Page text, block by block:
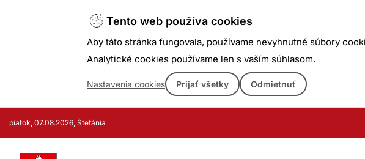
Tento web používa cookies
Aby táto stránka fungovala, používame nevyhnutné súbory
Analytické cookies používame len s vaším súhlasom.
Nastavenia cookies Prijať všetky Odmietnuť
piatok, 07.08.2026, Štefánia